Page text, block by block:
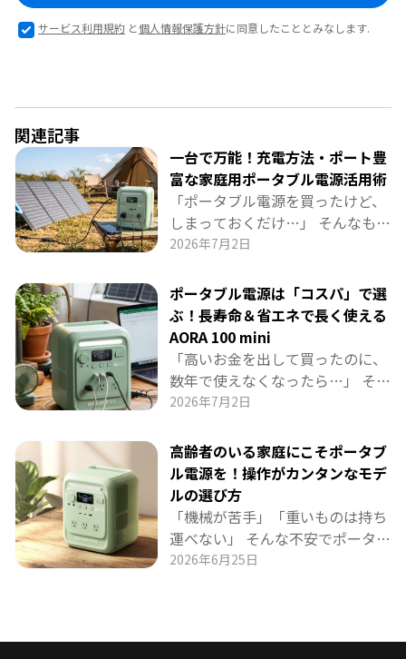
サービス利用規約 と個人情報保護方針に同意したこととみなします.
関連記事
一台で万能！充電方法・ポート豊
富な家庭用ポータブル電源活用術
「ポータブル電源を買ったけど、
しまっておくだけ…」 そんなもっ
たいない使い方をしていません
は、豊富なポート（AC・USB-Cな
ど）で家族のスマホ・PC・照明を
同時に給電できる「日常の万能電
源」です。 リビングやワークスペ
ースに置いてコンセントの死角を
解消したり、停電時にもシームレ
い活用法を詳しく紹介します。
2026年7月2日
ポータブル電源は「コスパ」で選
ぶ！長寿命＆省エネで長く使える
AORA 100 mini
「高いお金を出して買ったのに、
数年で使えなくなったら…」 そん
な不安を解消する、長く使えるポ
ます。 BLUETTI「AORA 100
mini」は、6000回充放電サイク
ルという驚異の耐久性と省エネ設
計で、約17年も安心して使い続け
られる1kWhクラス最強候補。 日
常の節電から防災まで、長期的コ
2026年7月2日
高齢者のいる家庭にこそポータブ
ル電源を！操作がカンタンなモデ
ルの選び方
「機械が苦手」「重いものは持ち
運べない」 そんな不安でポータブ
ル電源を諦めていませんか？ 高齢
チ操作、介護機器を止めないUPS
2026年6月25日